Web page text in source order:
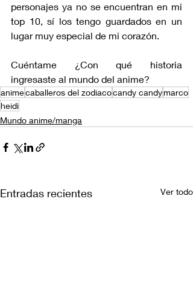
personajes ya no se encuentran en mi
top 10, sí los tengo guardados en un
lugar muy especial de mi corazón.
Cuéntame ¿Con qué historia
ingresaste al mundo del anime?
animecaballeros del zodiacocandy candymarco
heidi
Mundo anime/manga
Entradas recientes Ver todo